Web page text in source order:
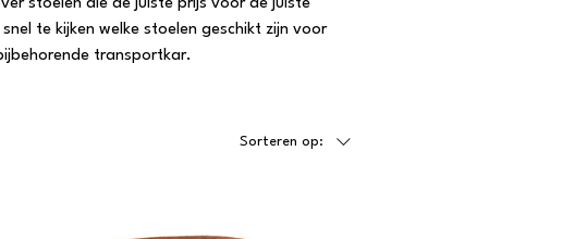
stoelen die de juiste prijs voor de juiste
te kijken welke stoelen geschikt zijn voor
transportkar.
Sorteren op: